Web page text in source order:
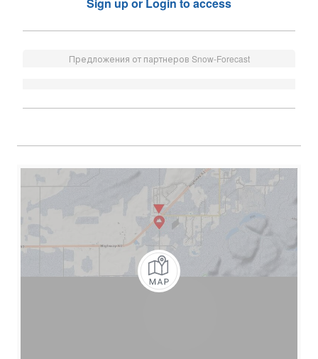
Предложения от партнеров Snow-Forecast